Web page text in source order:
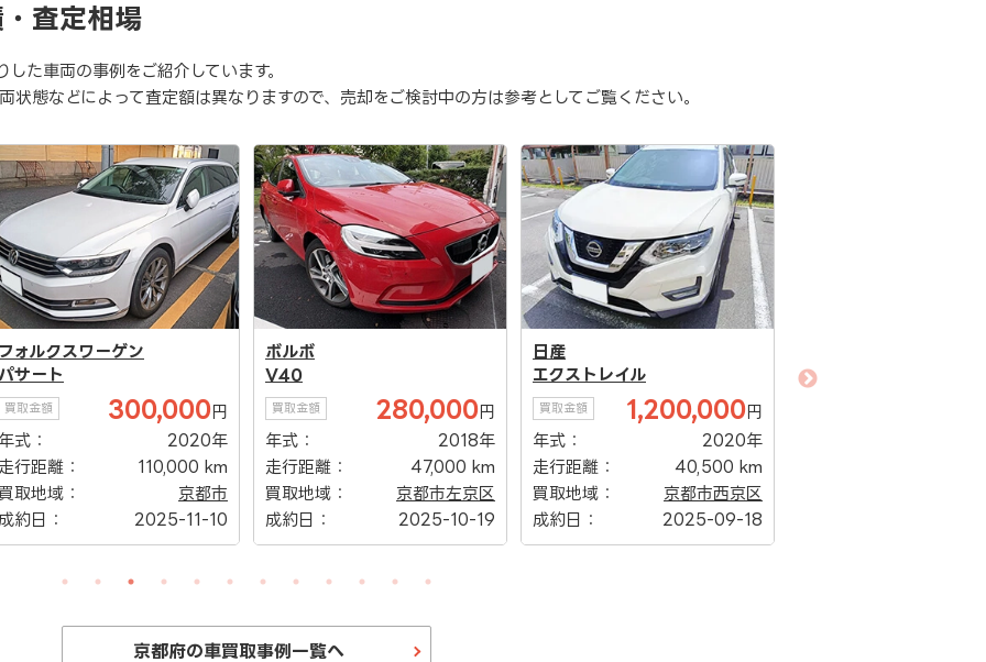
査定相場
た車両の事例をご紹介しています。
状態などによって査定額は異なりますので、売却をご検討中の方は参考としてご覧ください。
ルボ
買取金額 280,000円
式：
2018年
行距離：
47,000 km
取地域：
京都市左京区
約日：
2025-10-19
日産
エクストレイル
買取金額 1,200,000円
年式：
2020年
走行距離：
40,500 km
買取地域：
京都市西京区
成約日：
2025-09-18
トヨタ
ブレイド
買取金額 175,000円
年式：
2009年
走行距離：
275,000 km
買取地域：
亀岡市
成約日：
2025-09-09
レジアスエース
京都府の車買取事例一覧へ